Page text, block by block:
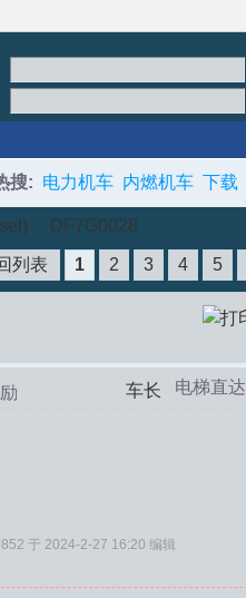
搜: 电力机车 内燃机车 下载
DF7G0028
1 2 3 4 5
列表
电梯直达
车长
于 2024-2-27 16:20 编辑